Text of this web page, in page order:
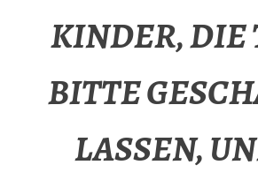
KINDER, DIE
BITTE
LASSEN,